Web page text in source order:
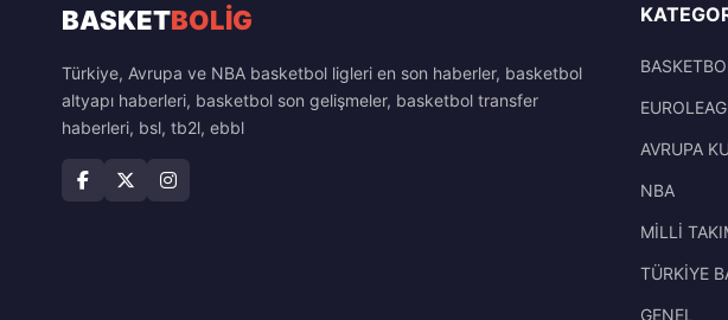
BASKETBOLİG
Türkiye, Avrupa ve NBA basketbol ligleri en son haberler, basketbol
altyapı haberleri, basketbol son gelişmeler, basketbol transfer
haberleri, bsl, tb2l, ebbl
AVRUPA
NBA
MİLLİ
TÜRKİYE
GENEL